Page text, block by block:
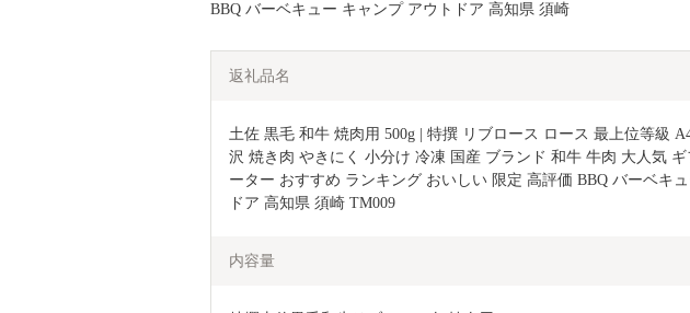
BBQ バーベキュー キャンプ アウトドア 高知県 須崎
返礼品名
土佐 黒毛 和牛 焼肉用 500g | 特撰 リブロース ロース 最上位等級
沢 焼き肉 やきにく 小分け 冷凍 国産 ブランド 和牛 牛肉 大人気
ーター おすすめ ランキング おいしい 限定 高評価 BBQ バーベキ
ドア 高知県 須崎 TM009
内容量